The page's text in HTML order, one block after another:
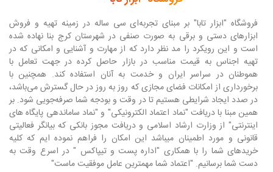
فروشگاه "ابزار تابا"بر مبنای تجربه‌ای سی ساله در زمینه تهیه و فروش
ابزارهای دستی و برقی به صورت صنفی در شهرستان کرج بنا نهاده شده
است و این رویکرد را مد نظر دارد که از مهارت و آشنایی و امکانی که در
تهیه اجناس به قیمت مناسب در بازار حاصل کرده در جهت تعامل با
هموطنان در سراسر ایران و خدمت به آنان استفاده کند. همچنین با
برخورداری از امکانات فضای مجازی که روز به روز در حال گسترش می‌باشد،
در صدد ایجاد شرایطی هستیم تا در وقت و بودجه شما صرفه‌جویی شود. بر
همین مبنا با دریافت "نماد اعتماد الکترونیکی" و "نماد ساماندهی پایگاه های
اینترنتی" از وزارت ارشاد اسلامی و دریافت مجوز بانکی که بیانگر فعالیتی
قانونی و مورد اطمینان میباشد این امکان را فراهم نموده ایم که کلیه
خریدهای شما را با همکاری "اداره پست و تیپاکس " در اسرع وقت به
دست شما برسانیم. "اعتماد شما مهمترین عامل موفقیت ماست"